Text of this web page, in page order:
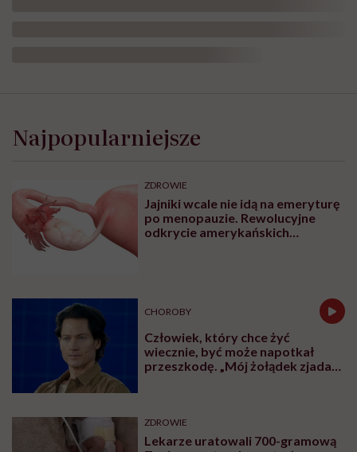
Najpopularniejsze
ZDROWIE
Jajniki wcale nie idą na emeryturę
po menopauzie. Rewolucyjne
odkrycie amerykańskich
CHOROBY
Człowiek, który chce żyć
wiecznie, być może napotkał
przeszkodę. „Mój żołądek zjada
ZDROWIE
Lekarze uratowali 700-gramową